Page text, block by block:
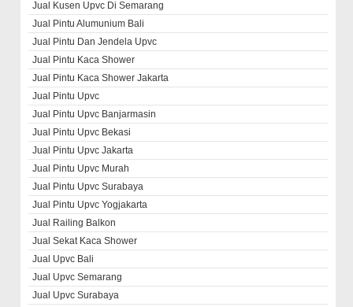
Jual Kusen Upvc Di Semarang
Jual Pintu Alumunium Bali
Jual Pintu Dan Jendela Upvc
Jual Pintu Kaca Shower
Jual Pintu Kaca Shower Jakarta
Jual Pintu Upvc
Jual Pintu Upvc Banjarmasin
Jual Pintu Upvc Bekasi
Jual Pintu Upvc Jakarta
Jual Pintu Upvc Murah
Jual Pintu Upvc Surabaya
Jual Pintu Upvc Yogjakarta
Jual Railing Balkon
Jual Sekat Kaca Shower
Jual Upvc Bali
Jual Upvc Semarang
Jual Upvc Surabaya